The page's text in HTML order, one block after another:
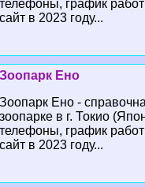
телефоны, график
сайт в 2023 году...
Зоопарк Ено
Зоопарк Ено -
зоопарке в г. Токио
телефоны, график
сайт в 2023 году...